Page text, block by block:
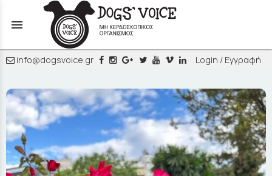
menu
info@dogsvoice.gr Login / Εγγραφή